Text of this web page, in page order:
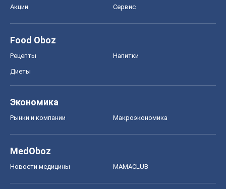
Акции Сервис
Food Oboz
Рецепты Напитки
Диеты
Экономика
Рынки и компании Mакроэкономика
MedOboz
Новости медицины MAMACLUB